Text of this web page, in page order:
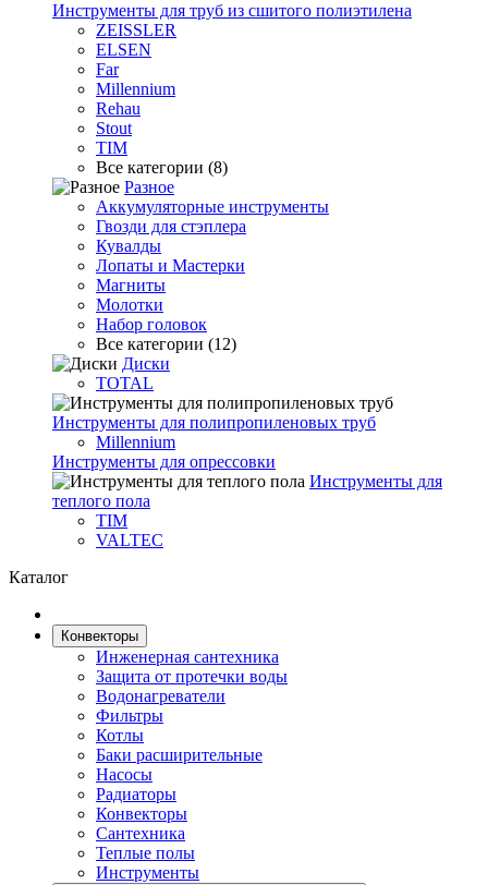
Инструменты для труб из сшитого полиэтилена
ZEISSLER
ELSEN
Far
Millennium
Rehau
Stout
TIM
Все категории (8)
Разное
Аккумуляторные инструменты
Гвозди для стэплера
Кувалды
Лопаты и Мастерки
Магниты
Молотки
Набор головок
Все категории (12)
Диски
TOTAL
Инструменты для полипропиленовых труб
Millennium
Инструменты для опрессовки
Инструменты для
теплого пола
TIM
VALTEC
Каталог
Конвекторы
Инженерная сантехника
Защита от протечки воды
Водонагреватели
Фильтры
Котлы
Баки расширительные
Насосы
Радиаторы
Конвекторы
Сантехника
Теплые полы
Инструменты